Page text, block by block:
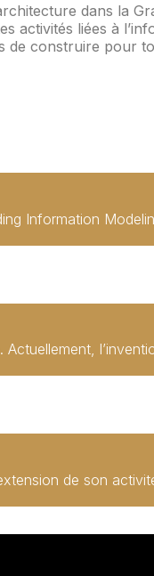
dans la
activités liées à
de construire pour
Information
de son